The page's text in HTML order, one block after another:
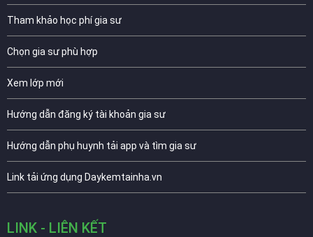
Tham khảo học phí gia sư
Chọn gia sư phù hợp
Xem lớp mới
Hướng dẫn đăng ký tài khoản gia sư
Hướng dẫn phụ huynh tải app và tìm gia sư
Link tải ứng dụng Daykemtainha.vn
LINK - LIÊN KẾT